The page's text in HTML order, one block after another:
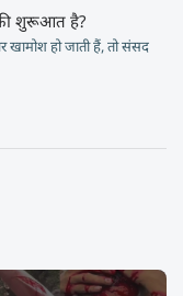
शुरूआत है?
हो जाती हैं, तो संसद